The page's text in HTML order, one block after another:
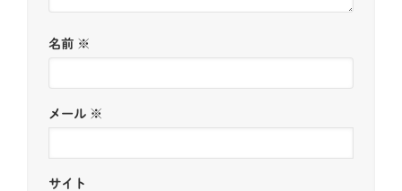
名前 ※
メール ※
サイト